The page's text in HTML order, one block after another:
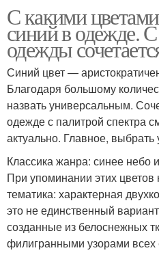
С какими цветами
синий в одежде.
одежды
Синий цвет —
Благодаря большому
назвать универсальным.
одежде с палитрой спектра
актуально. Главное,
Классика жанра: синее небо
При упоминании этих
тематика: характерная
это не единственный
созданные из белоснежных
филигранными узорами всех